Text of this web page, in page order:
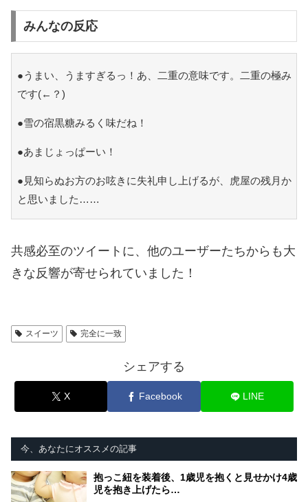
みんなの反応
●うまい、うますぎるっ！あ、二重の意味です。二重の極み
です(←？)
●雪の宿黒糖みるく味だね！
●あまじょっぱーい！
●見知らぬお方のお呟きに失礼申し上げるが、虎屋の残月か
と思いました……
共感必至のツイートに、他のユーザーたちからも大
きな反響が寄せられていました！
スイーツ 完全に一致
シェアする
X Facebook LINE
今、あなたにオススメの記事
抱っこ紐を装着後、1歳児を抱くと見せかけ4歳
児を抱き上げたら…